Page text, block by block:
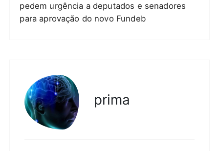
pedem urgência a deputados e senadores
para aprovação do novo Fundeb
prima